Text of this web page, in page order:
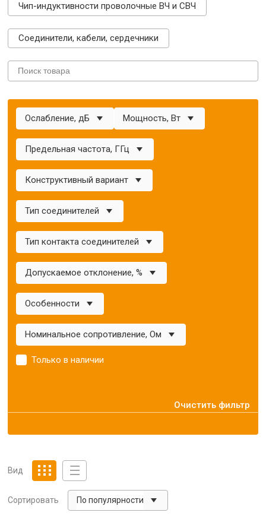
Чип-индуктивности проволочные ВЧ и СВЧ
Соединители, кабели, сердечники
Ослабление, дБ Мощность, Вт
Предельная частота, ГГц
Конструктивный вариант
Тип соединителей
Тип контакта соединителей
Допускаемое отклонение, %
Особенности
Номинальное сопротивление, Ом
Только в наличии
Очистить фильтр
Вид
Сортировать По популярности